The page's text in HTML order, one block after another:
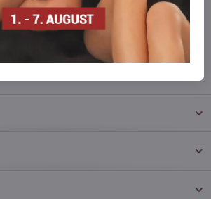
kontaktieren, wir füllen die Ware für Sie